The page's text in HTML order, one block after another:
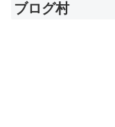
ブログ村